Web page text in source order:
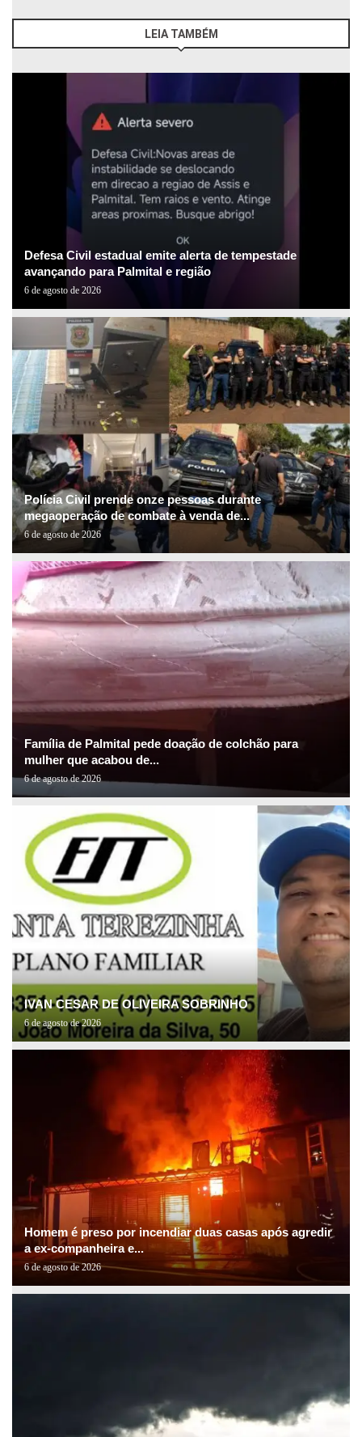
LEIA TAMBÉM
Defesa Civil estadual emite alerta de tempestade
avançando para Palmital e região
6 de agosto de 2026
Polícia Civil prende onze pessoas durante
megaoperação de combate à venda de...
6 de agosto de 2026
Família de Palmital pede doação de colchão para
mulher que acabou de...
6 de agosto de 2026
IVAN CESAR DE OLIVEIRA SOBRINHO
6 de agosto de 2026
Homem é preso por incendiar duas casas após agredir
a ex-companheira e...
6 de agosto de 2026